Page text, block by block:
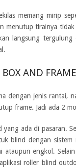
memang mirip
menutup tirainya
langsung
AND FRAME
dengan jenis rantai,
frame. Jadi ada 2
ada di pasaran.
blind dengan sistem
engkol.
roller blind